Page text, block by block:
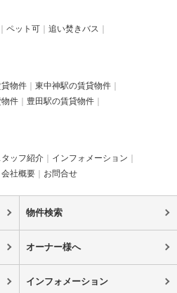
ペット可
追い焚きバス
物件
東中神駅の賃貸物件
物件
豊田駅の賃貸物件
タッフ紹介
インフォメーション
会社概要 お問合せ
物件検索
オーナー様へ
インフォメーション